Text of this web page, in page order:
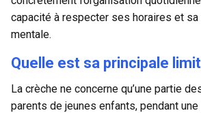
capacité à respecter ses horaires et
mentale.
Quelle est sa principale
La crèche ne concerne qu’une partie
parents de jeunes enfants, pendant